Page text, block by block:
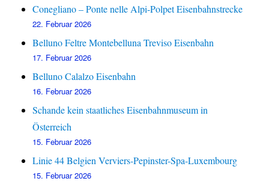
Conegliano – Ponte nelle Alpi-Polpet Eisenbahnstrecke
22. Februar 2026
Belluno Feltre Montebelluna Treviso Eisenbahn
17. Februar 2026
Belluno Calalzo Eisenbahn
16. Februar 2026
Schande kein staatliches Eisenbahnmuseum in
Österreich
15. Februar 2026
Linie 44 Belgien Verviers-Pepinster-Spa-Luxembourg
15. Februar 2026